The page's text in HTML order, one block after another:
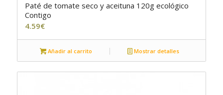
Paté de tomate seco y aceituna 120g ecológico
Contigo
4.59€
Añadir al carrito Mostrar detalles